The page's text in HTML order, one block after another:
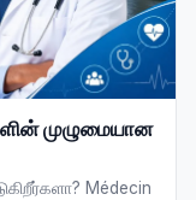
முழுமையான
Médecin